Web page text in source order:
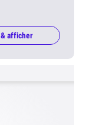
afficher